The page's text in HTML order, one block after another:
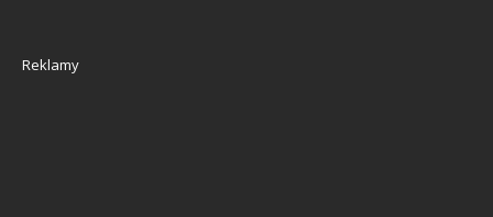
Reklamy